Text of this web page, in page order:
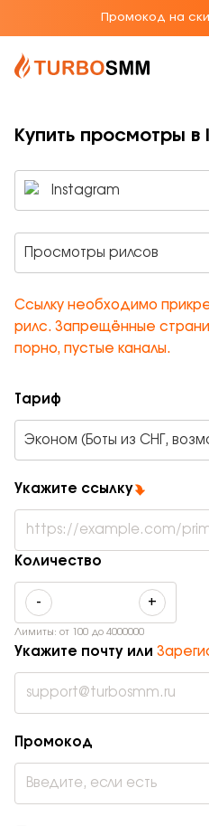
Промокод на
Купить просмотры в
Instagram
Просмотры рилсов
Тариф
Эконом (Боты из СНГ,
Укажите ссылку
Количество
- +
Лимиты: от 100 до 4000000
Укажите почту или
Промокод
Ссылку необходимо
рилс. Запрещённые
порно, пустые каналы.